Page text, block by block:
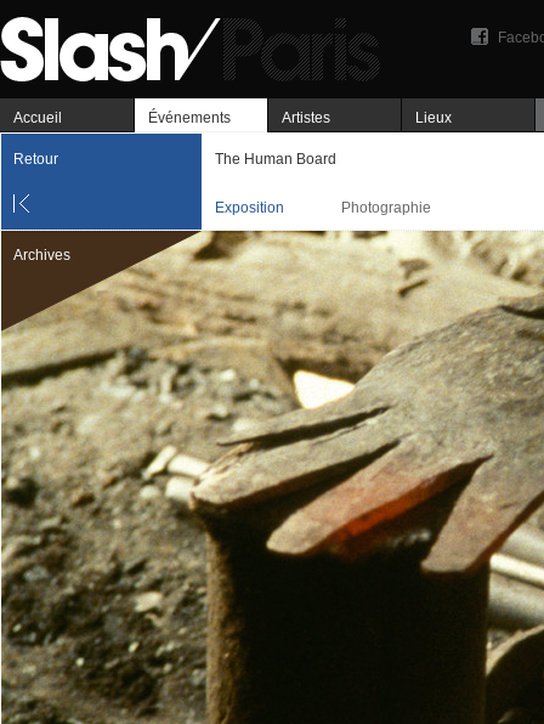
Accueil Événements Artistes Lieux
Retour The Human Board
Exposition Photographie
Archives